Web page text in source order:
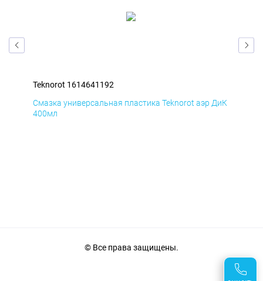
Teknorot 1614641192
Смазка универсальная пластика Teknorot аэр ДиК
400мл
© Все права защищены.